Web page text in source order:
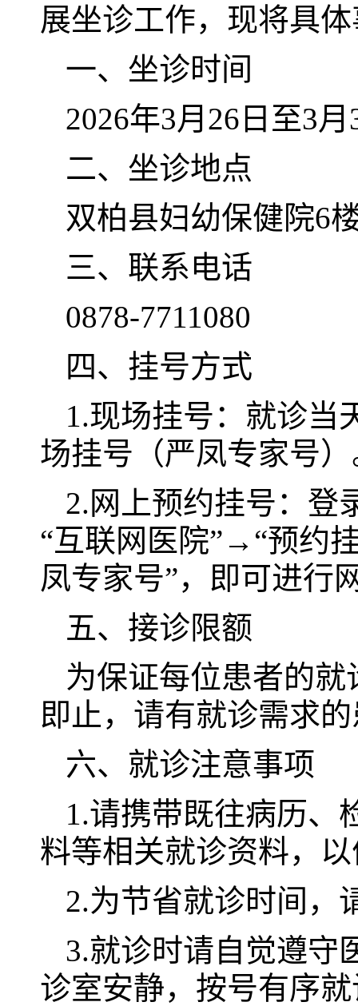
展坐诊工作，现将具
一、坐诊时间
2026年3月26日至3月
二、坐诊地点
双柏县妇幼保健院6
三、联系电话
0878-7711080
四、挂号方式
1.现场挂号：就诊当
场挂号（严凤专家号
2.网上预约挂号：登
“互联网医院”→“预约
凤专家号”，即可进行
五、接诊限额
为保证每位患者的
即止，请有就诊需求
六、就诊注意事项
1.请携带既往病历、
料等相关就诊资料，
2.为节省就诊时间，
3.就诊时请自觉遵守
诊室安静，按号有序